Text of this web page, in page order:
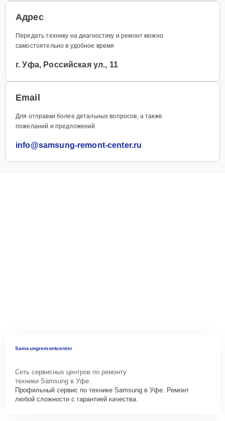
Адрес
Передать технику на диагностику и ремонт можно
самостоятельно в удобное время
г. Уфа, Российская ул., 11
Email
Для отправки более детальных вопросов, а также
пожеланий и предложений
info@samsung-remont-center.ru
Samsungremontcenter
Сеть сервисных центров по ремонту
техники Samsung в Уфе.
Профильный сервис по технике Samsung в Уфе. Ремонт
любой сложности с гарантией качества.